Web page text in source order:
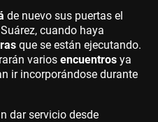
de nuevo sus puertas el
cuando haya
que se están ejecutando.
varios encuentros ya
ir incorporándose durante
dar servicio desde